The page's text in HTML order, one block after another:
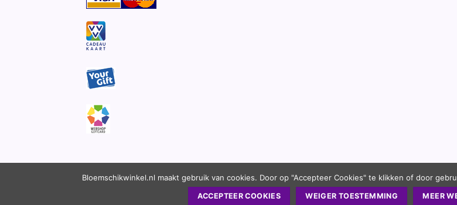
Bloemschikwinkel
Bloemschikwinkel.nl maakt gebruik van cookies. Door op "Accepteer Cookies" te klikken of door
ACCEPTEER COOKIES WEIGER TOESTEMMING MEER